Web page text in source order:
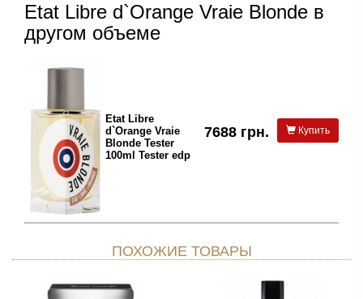
Etat Libre d`Orange Vraie Blonde в
другом объеме
Etat Libre
d`Orange Vraie
Blonde Tester
100ml Tester edp
7688 грн. Купить
ПОХОЖИЕ ТОВАРЫ